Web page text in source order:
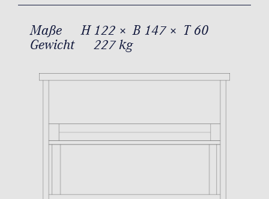
Maße
H 122 × B 147 × T 60
Gewicht
227 kg